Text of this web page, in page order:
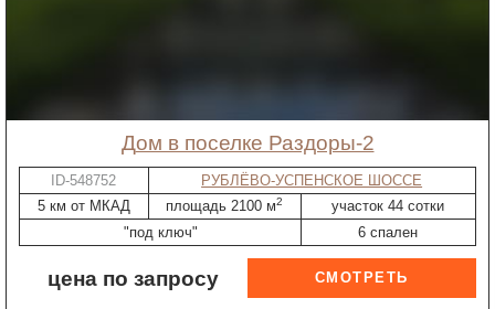
дом в поселке Раздоры-2
ID-548752
РУБЛЁВО-УСПЕНСКОЕ ШОССЕ
5 км от МКАД
площадь 2100 м2
участок 44 сотки
"под ключ"
6 спален
цена по запросу